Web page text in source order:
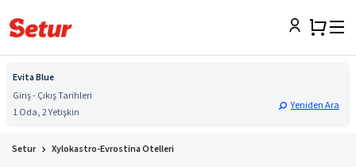
Evita Blue
Giriş - Çıkış Tarihleri
1 Oda, 2 Yetişkin
Yeniden Ara
Setur Xylokastro-Evrostina Otelleri